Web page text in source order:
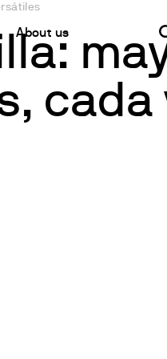
About us
INDIA
cada